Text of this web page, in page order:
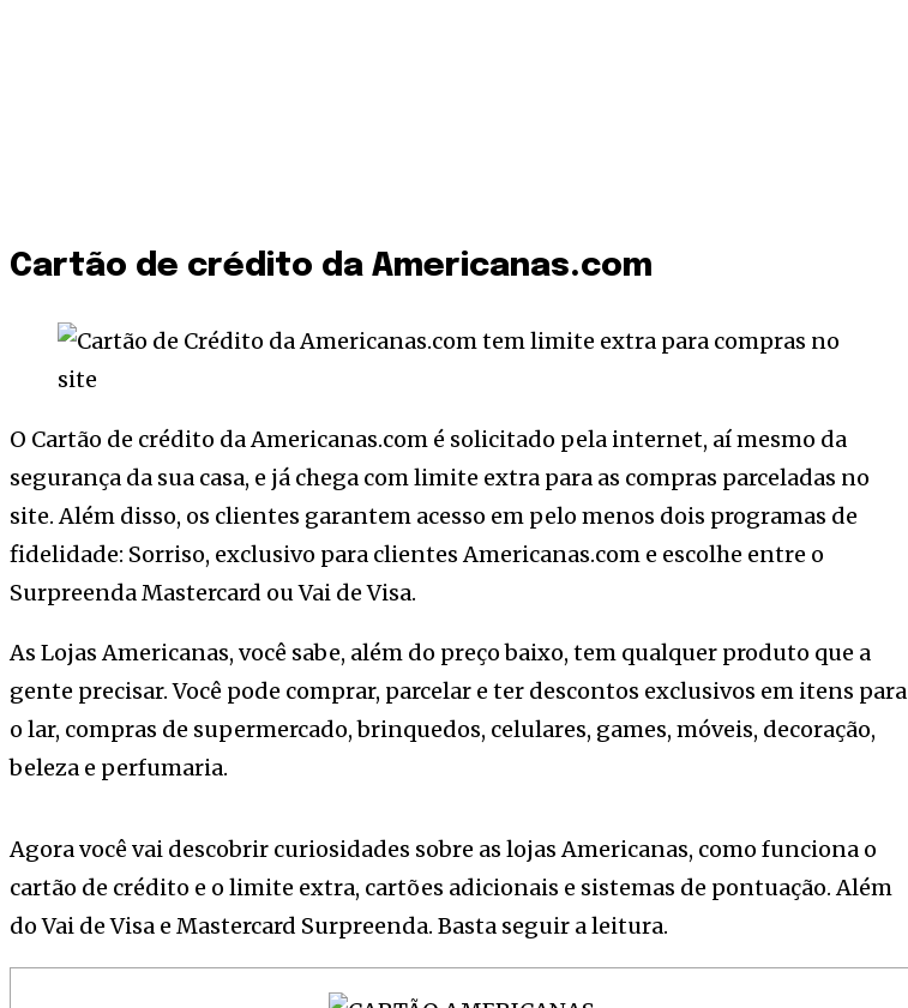
Cartão de crédito da Americanas.com
O Cartão de crédito da Americanas.com é solicitado pela internet, aí mesmo da
segurança da sua casa, e já chega com limite extra para as compras parceladas no
site. Além disso, os clientes garantem acesso em pelo menos dois programas de
fidelidade: Sorriso, exclusivo para clientes Americanas.com e escolhe entre o
Surpreenda Mastercard ou Vai de Visa.
As Lojas Americanas, você sabe, além do preço baixo, tem qualquer produto que a
gente precisar. Você pode comprar, parcelar e ter descontos exclusivos em itens para
o lar, compras de supermercado, brinquedos, celulares, games, móveis, decoração,
beleza e perfumaria.
Agora você vai descobrir curiosidades sobre as lojas Americanas, como funciona o
cartão de crédito e o limite extra, cartões adicionais e sistemas de pontuação. Além
do Vai de Visa e Mastercard Surpreenda. Basta seguir a leitura.